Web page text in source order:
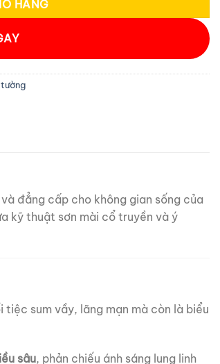
HÀNG
đẳng cấp cho không gian sống của
kỹ thuật sơn mài cổ truyền và ý
sum vầy, lãng mạn mà còn là biểu
sâu, phản chiếu ánh sáng lung linh